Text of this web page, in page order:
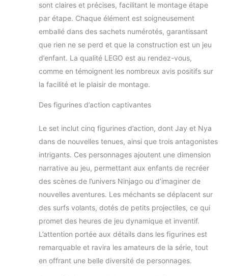
montés dans leurs
hoverboards
Comprend des
tableaux de santé et
une gamme
passionnante de
nouvelles armures
et armes de Prime
Empire, ainsi que
des Key-Tana verts
un support
sont claires et précises, facilitant le montage étape
par étape. Chaque élément est soigneusement
emballé dans des sachets numérotés, garantissant
que rien ne se perd et que la construction est un jeu
d’enfant. La qualité LEGO est au rendez-vous,
comme en témoignent les nombreux avis positifs sur
la facilité et le plaisir de montage.
Des figurines d’action captivantes
Le set inclut cinq figurines d’action, dont Jay et Nya
dans de nouvelles tenues, ainsi que trois antagonistes
intrigants. Ces personnages ajoutent une dimension
narrative au jeu, permettant aux enfants de recréer
des scènes de l’univers Ninjago ou d’imaginer de
nouvelles aventures. Les méchants se déplacent sur
des surfs volants, dotés de petits projectiles, ce qui
promet des heures de jeu dynamique et inventif.
L’attention portée aux détails dans les figurines est
remarquable et ravira les amateurs de la série, tout
en offrant une belle diversité de personnages.